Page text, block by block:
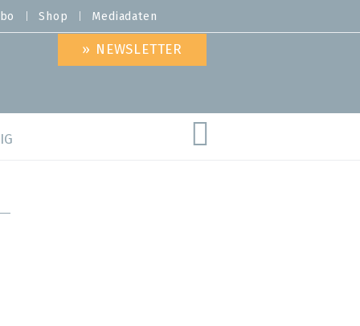
Shop Mediadaten
» NEWSLETTER